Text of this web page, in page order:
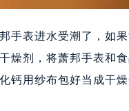
表进水受潮了，如果
燥剂，将萧邦手表和
钙用纱布包好当成干